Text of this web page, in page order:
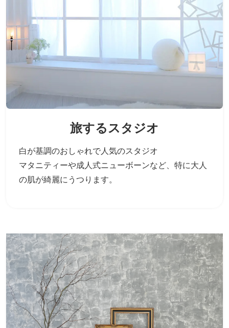
旅するスタジオ
白が基調のおしゃれで人気のスタジオ
マタニティーや成人式ニューボーンなど、 特に大人
の肌が綺麗にうつります。